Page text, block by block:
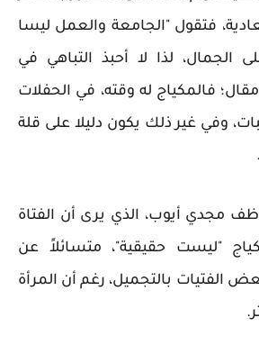
فتقول "الجامعة والعمل ليسا
الجمال، لذا لا أحبذ التباهي في
فالمكياج له وقته، في الحفلات
وفي غير ذلك يكون دليلا على قلة
مجدي أيوب، الذي يرى أن الفتاة
"ليست حقيقية"، متسائلاً عن
الفتيات بالتجميل، رغم أن المرأة